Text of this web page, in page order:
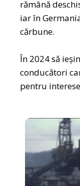
rămână
iar în
cărbune.
În 2024 să
conducători
pentru